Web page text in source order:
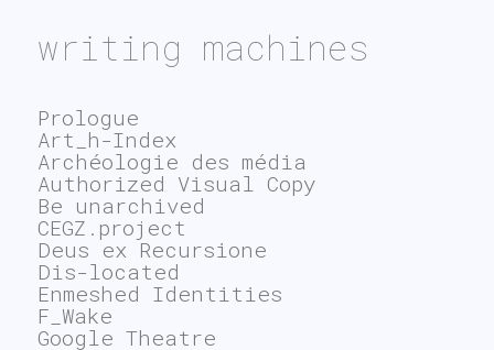
writing machines
Prologue
Art_h-Index
Archéologie des média
Authorized Visual Copy
Be unarchived
CEGZ.project
Deus ex Recursione
Dis-located
Enmeshed Identities
F_Wake
Google Theatre